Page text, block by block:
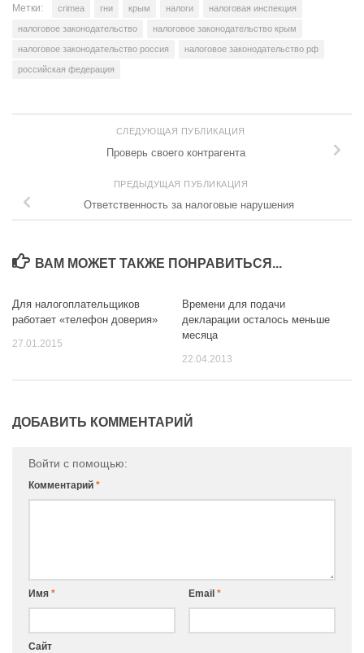
Метки: crimea гни крым налоги налоговая инспекция
налоговое законодательство налоговое законодательство крым
налоговое законодательство россия налоговое законодательство рф
российская федерация
СЛЕДУЮЩАЯ ПУБЛИКАЦИЯ
Проверь своего контрагента
ПРЕДЫДУЩАЯ ПУБЛИКАЦИЯ
Ответственность за налоговые нарушения
ВАМ МОЖЕТ ТАКЖЕ ПОНРАВИТЬСЯ...
Для налогоплательщиков
работает «телефон доверия»
27.01.2015
Времени для подачи
декларации осталось меньше
месяца
22.04.2013
ДОБАВИТЬ КОММЕНТАРИЙ
Войти с помощью:
Комментарий *
Имя * Email *
Сайт